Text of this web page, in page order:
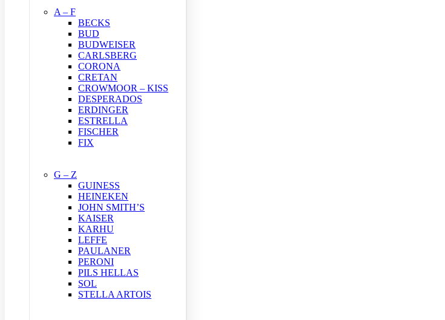
A – F
BECKS
BUD
BUDWEISER
CARLSBERG
CORONA
CRETAN
CROWMOOR – KISS
DESPERADOS
ERDINGER
ESTRELLA
FISCHER
FIX
G – Z
GUINESS
HEINEKEN
JOHN SMITH’S
KAISER
KARHU
LEFFE
PAULANER
PERONI
PILS HELLAS
SOL
STELLA ARTOIS